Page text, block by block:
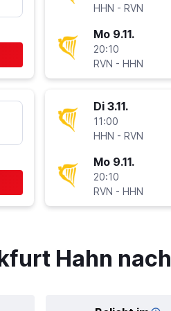
HHN - RVN
Mo 9.11.
20:10
RVN - HHN
Di 3.11.
11:00
HHN - RVN
Mo 9.11.
20:10
RVN - HHN
Hahn